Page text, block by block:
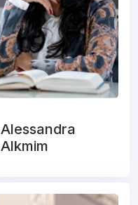
Alessandra
Alkmim